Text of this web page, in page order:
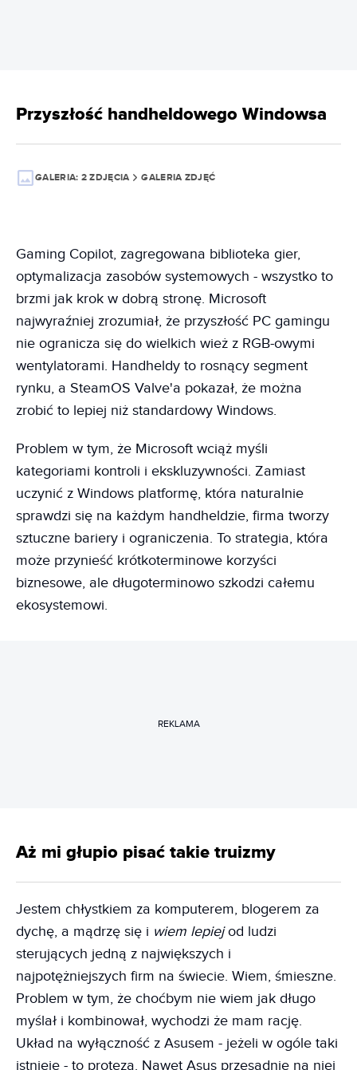
Przyszłość handheldowego Windowsa
GALERIA: 2 ZDJĘCIA GALERIA ZDJĘĆ
Gaming Copilot, zagregowana biblioteka gier,
optymalizacja zasobów systemowych - wszystko to
brzmi jak krok w dobrą stronę. Microsoft
najwyraźniej zrozumiał, że przyszłość PC gamingu
nie ogranicza się do wielkich wież z RGB-owymi
wentylatorami. Handheldy to rosnący segment
rynku, a SteamOS Valve'a pokazał, że można
zrobić to lepiej niż standardowy Windows.
Problem w tym, że Microsoft wciąż myśli
kategoriami kontroli i ekskluzywności. Zamiast
uczynić z Windows platformę, która naturalnie
sprawdzi się na każdym handheldzie, firma tworzy
sztuczne bariery i ograniczenia. To strategia, która
może przynieść krótkoterminowe korzyści
biznesowe, ale długoterminowo szkodzi całemu
ekosystemowi.
REKLAMA
Aż mi głupio pisać takie truizmy
Jestem chłystkiem za komputerem, blogerem za
dychę, a mądrzę się i wiem lepiejod ludzi
sterujących jedną z największych i
najpotężniejszych firm na świecie. Wiem, śmieszne.
Problem w tym, że choćbym nie wiem jak długo
myślał i kombinował, wychodzi że mam rację.
Układ na wyłączność z Asusem - jeżeli w ogóle taki
istnieje - to proteza. Nawet Asus przesadnie na niej